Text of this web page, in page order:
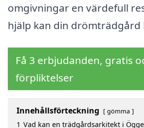
omgivningar en värdefull
hjälp kan din drömträdgård
Få 3 erbjudanden, gratis
förpliktelser
Innehållsförteckning gömma
1 Vad kan en trädgårdsarkitekt i